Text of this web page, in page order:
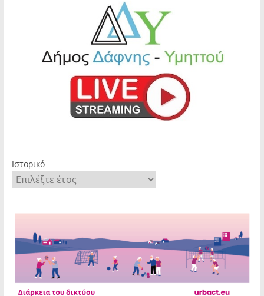
Ιστορικό